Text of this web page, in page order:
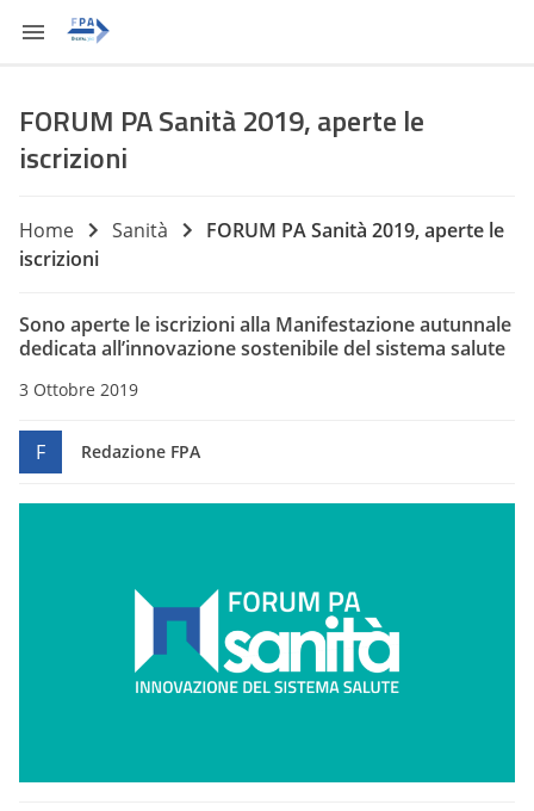
FORUM PA Sanità 2019, aperte le
iscrizioni
Home Sanità
FORUM PA Sanità 2019, aperte le
iscrizioni
Sono aperte le iscrizioni alla Manifestazione autunnale
dedicata all’innovazione sostenibile del sistema salute
3 Ottobre 2019
F Redazione FPA